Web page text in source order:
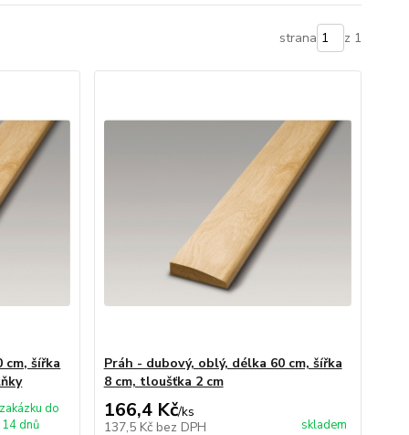
strana z 1
cm, šířka
do
14 dnů
Práh - dubový, oblý, délka 60 cm, šířka
8 cm, tloušťka 2 cm
166,4 Kč/ks
137,5 Kč bez DPH skladem